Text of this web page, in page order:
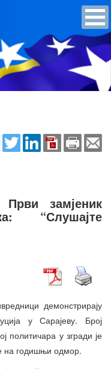
замјеник
“Слушајте
демонстрирају
у Сарајеву. Број
политичара у згради је
на годишњи одмор.